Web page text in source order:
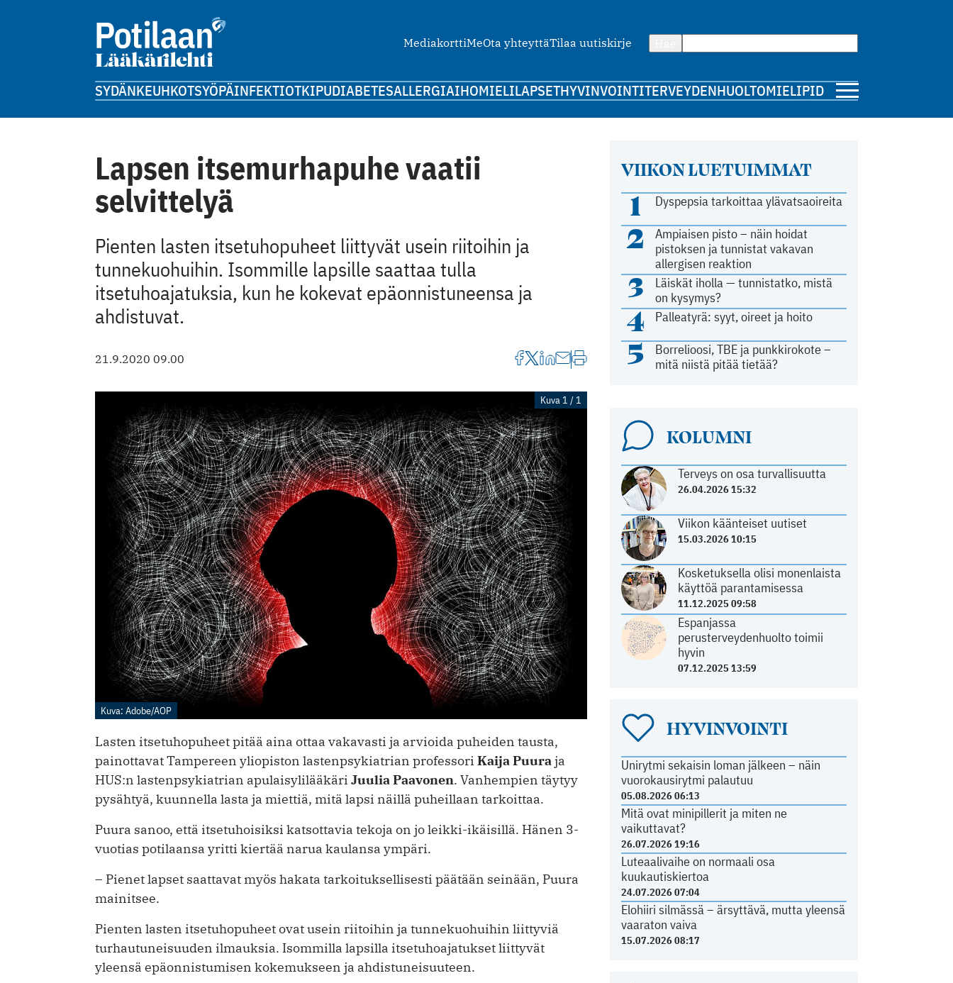
MediakorttiMeOta yhteyttäTilaa uutiskirje
SYDÄNKEUHKOTSYÖPÄINFEKTIOTKIPUDIABETESALLERGIAIHOMIELILAPSETHYVINVOINTITERVEYDENHUOLTOMIELIPIDE
VIIKON LUETUIMMAT
1 Dyspepsia tarkoittaa ylävatsaoireita
2
Ampiaisen pisto – näin hoidat
pistoksen ja tunnistat vakavan
allergisen reaktion
3
Läiskät iholla — tunnistatko, mistä
on kysymys?
4 Palleatyrä: syyt, oireet ja hoito
5
Borrelioosi, TBE ja punkkirokote –
mitä niistä pitää tietää?
KOLUMNI
Terveys on osa turvallisuutta
26.04.2026 15:32
Viikon käänteiset uutiset
15.03.2026 10:15
Kosketuksella olisi monenlaista
käyttöä parantamisessa
11.12.2025 09:58
Espanjassa
perusterveydenhuolto toimii
hyvin
07.12.2025 13:59
HYVINVOINTI
Unirytmi sekaisin loman jälkeen – näin
vuorokausirytmi palautuu
05.08.2026 06:13
Mitä ovat minipillerit ja miten ne
vaikuttavat?
26.07.2026 19:16
Luteaalivaihe on normaali osa
kuukautiskiertoa
24.07.2026 07:04
Elohiiri silmässä – ärsyttävä, mutta yleensä
vaaraton vaiva
15.07.2026 08:17
Lapsen itsemurhapuhe vaatii
selvittelyä
Pienten lasten itse­tuhopuheet liittyvät usein riitoihin ja
tunnekuohuihin. Isommille lapsille saattaa tulla
itsetuhoajatuksia, kun he kokevat epäonnistuneensa ja
ahdistuvat.
21.9.2020 09.00
Kuva 1 / 1
Kuva: Adobe/AOP
Lasten itsetuhopuheet pitää aina ottaa vakavasti ja arvioida puheiden tausta,
painottavat Tampereen yliopiston lastenpsykiatrian professori Kaija Puuraja
HUS:n lastenpsykiatrian apulaisylilääkäri Juulia Paavonen. Vanhempien täytyy
pysähtyä, kuunnella lasta ja miettiä, mitä lapsi näillä puheillaan tarkoittaa.
Puura sanoo, että itsetuhoisiksi katsottavia tekoja on jo leikki-ikäisillä. Hänen 3-
vuotias potilaansa yritti kiertää narua kaulansa ympäri.
– Pienet lapset saattavat myös hakata tarkoituksellisesti päätään seinään, Puura
mainitsee.
Pienten lasten itsetuhopuheet ovat usein riitoihin ja tunnekuohuihin liit­tyviä
turhautuneisuuden ilmauksia. Isommilla lapsilla itsetuhoajatukset liittyvät
yleensä epäonnistumisen kokemukseen ja ahdistuneisuuteen.